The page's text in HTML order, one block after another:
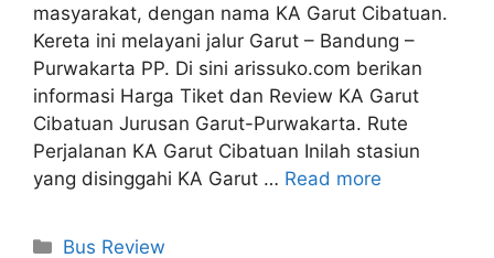
masyarakat, dengan nama KA Garut Cibatuan.
Kereta ini melayani jalur Garut – Bandung –
Purwakarta PP. Di sini arissuko.com berikan
informasi Harga Tiket dan Review KA Garut
Cibatuan Jurusan Garut-Purwakarta. Rute
Perjalanan KA Garut Cibatuan Inilah stasiun
yang disinggahi KA Garut … Read more
Categories
Bus Review